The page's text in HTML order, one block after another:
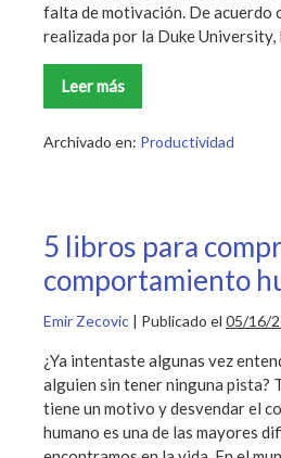
falta de motivación. De acuerdo
realizada por la Duke
Leer más
Los
6
consejos
Archivado en: Productividad
5 libros para
comportamiento
Emir Zecovic | Publicado el 05/16/
¿Ya intentaste algunas vez
alguien sin tener ninguna pista?
tiene un motivo y desvendar el
humano es una de las mayores